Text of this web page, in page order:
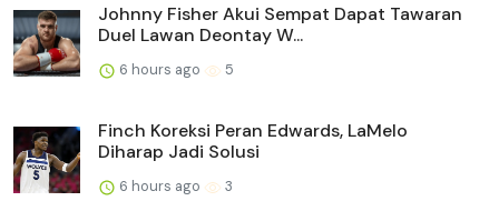
Johnny Fisher Akui Sempat Dapat Tawaran
Duel Lawan Deontay W...
6 hours ago 5
Finch Koreksi Peran Edwards, LaMelo
Diharap Jadi Solusi
6 hours ago 3